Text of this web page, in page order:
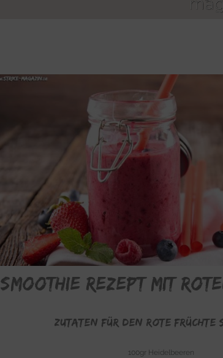
Smoothie Rezept mit
ZUTATEN FÜR DEN ROTE FRÜCHTE
100gr Heidelbeeren